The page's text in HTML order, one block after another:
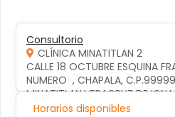
Consultorio
CLÍNICA MINATITLAN 2
CALLE 18 OCTUBRE ESQUINA
NUMERO  , CHAPALA,
MINATITLAN,VERACRUZ DE
Horarios disponibles